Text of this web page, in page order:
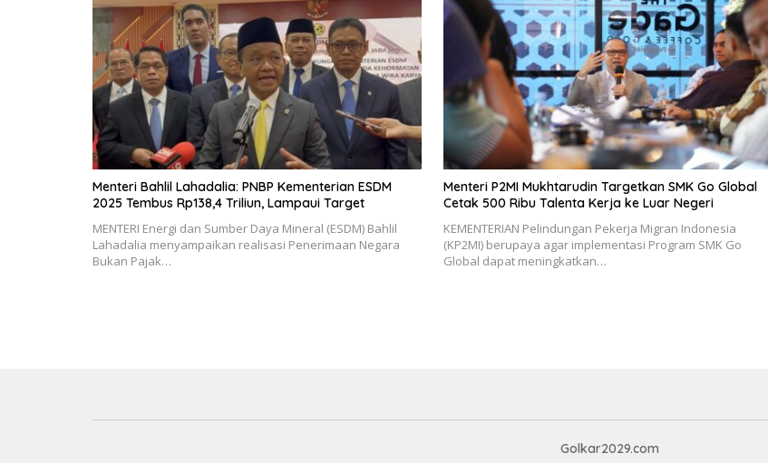
Menteri Bahlil Lahadalia: PNBP Kementerian ESDM
2025 Tembus Rp138,4 Triliun, Lampaui Target
MENTERI Energi dan Sumber Daya Mineral (ESDM) Bahlil
Lahadalia menyampaikan realisasi Penerimaan Negara
Bukan Pajak…
Menteri P2MI Mukhtarudin Targetkan SMK Go Global
Cetak 500 Ribu Talenta Kerja ke Luar Negeri
KEMENTERIAN Pelindungan Pekerja Migran Indonesia
(KP2MI) berupaya agar implementasi Program SMK Go
Global dapat meningkatkan…
Golkar2029.com